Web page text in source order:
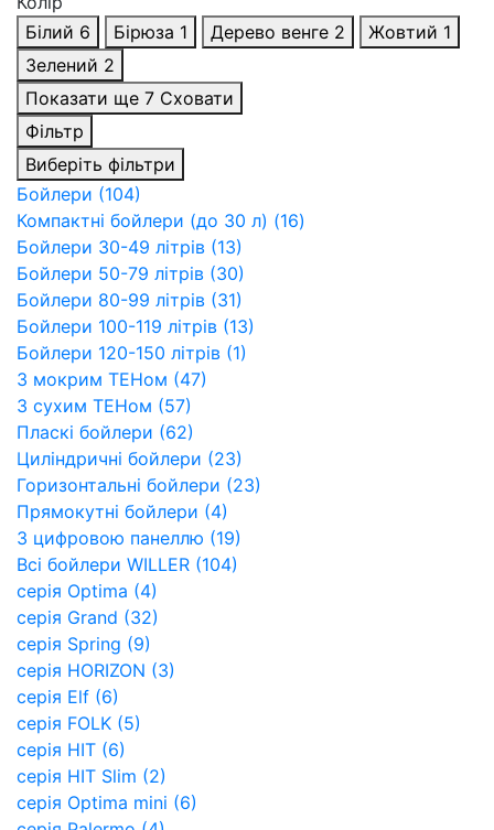
Білий 6 Бірюза 1 Дерево венге 2 Жовтий 1
Зелений 2
Показати ще 7 Сховати
Фільтр
Виберіть фільтри
Бойлери (104)
Компактні бойлери (до 30 л) (16)
Бойлери 30-49 літрів (13)
Бойлери 50-79 літрів (30)
Бойлери 80-99 літрів (31)
Бойлери 100-119 літрів (13)
Бойлери 120-150 літрів (1)
З мокрим ТЕНом (47)
З сухим ТЕНом (57)
Пласкі бойлери (62)
Циліндричні бойлери (23)
Горизонтальні бойлери (23)
Прямокутні бойлери (4)
З цифровою панеллю (19)
Всі бойлери WILLER (104)
серія Optima (4)
серія Grand (32)
серія Spring (9)
cерія HORIZON (3)
серія Elf (6)
серія FOLK (5)
серія HIT (6)
серія HIT Slim (2)
серія Optima mini (6)